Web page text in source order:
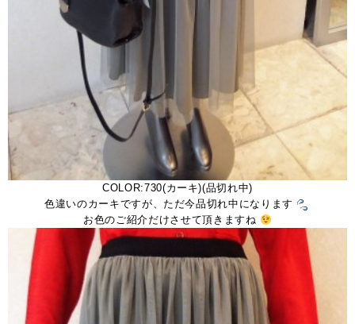
COLOR:730(カーキ)(品切れ中)
色違いのカーキですが、ただ今品切れ中になります
お色のご紹介だけさせて頂きますね